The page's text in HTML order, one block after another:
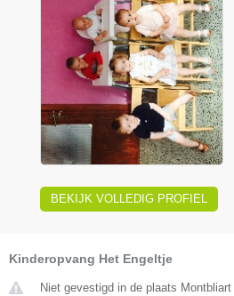
BEKIJK VOLLEDIG PROFIEL
Kinderopvang Het Engeltje
Niet gevestigd in de plaats